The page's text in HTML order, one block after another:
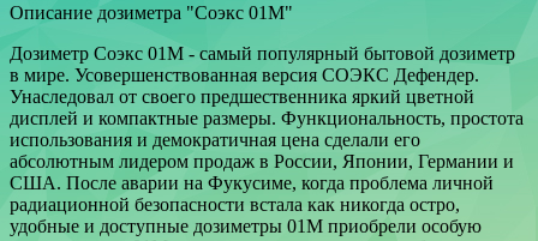
Описание дозиметра "Соэкс 01М"
Дозиметр Соэкс 01М - самый популярный бытовой дозиметр
в мире. Усовершенствованная версия СОЭКС Дефендер.
Унаследовал от своего предшественника яркий цветной
дисплей и компактные размеры. Функциональность, простота
использования и демократичная цена сделали его
абсолютным лидером продаж в России, Японии, Германии и
США. После аварии на Фукусиме, когда проблема личной
радиационной безопасности встала как никогда остро,
удобные и доступные дозиметры 01М приобрели особую